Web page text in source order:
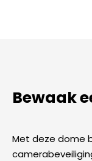
Bewaak
Met deze dome